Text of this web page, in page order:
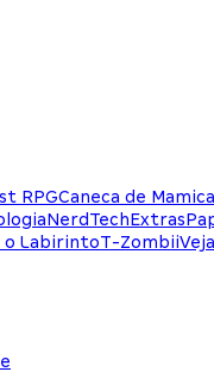
RPGCaneca de
NerdTechExtras
o LabirintoT-Zombii